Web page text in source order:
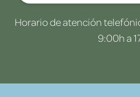
Horario de atención
9:00h a